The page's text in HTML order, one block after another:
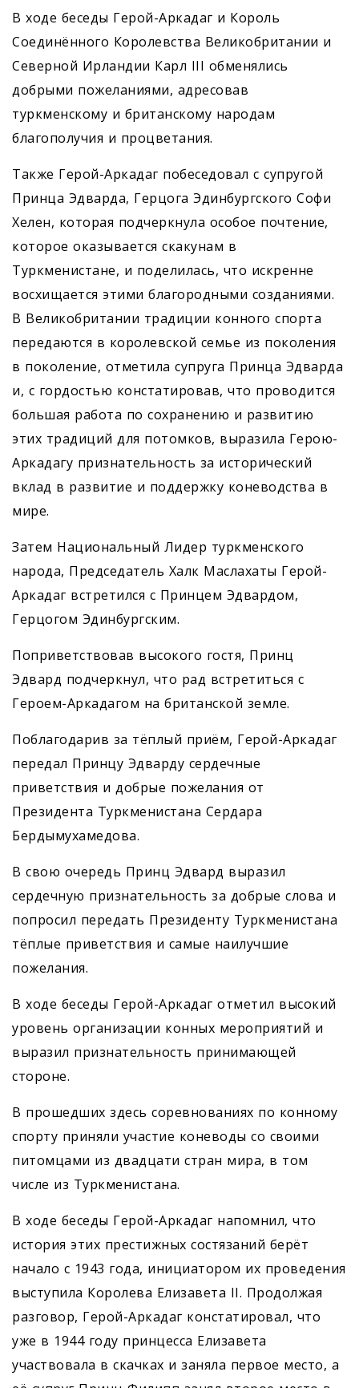
В ходе беседы Герой-Аркадаг и Король
Соединённого Королевства Великобритании и
Северной Ирландии Карл III обменялись
добрыми пожеланиями, адресовав
туркменскому и британскому народам
благополучия и процветания.
Также Герой-Аркадаг побеседовал с супругой
Принца Эдварда, Герцога Эдинбургского Софи
Хелен, которая подчеркнула особое почтение,
которое оказывается скакунам в
Туркменистане, и поделилась, что искренне
восхищается этими благородными созданиями.
В Великобритании традиции конного спорта
передаются в королевской семье из поколения
в поколение, отметила супруга Принца Эдварда
и, с гордостью констатировав, что проводится
большая работа по сохранению и развитию
этих традиций для потомков, выразила Герою-
Аркадагу признательность за исторический
вклад в развитие и поддержку коневодства в
мире.
Затем Национальный ­Лидер туркменского
народа, Председатель Халк Маслахаты Герой-
Аркадаг встретился с Принцем Эдвардом,
Герцогом Эдинбургским.
Поприветствовав высокого гостя, Принц
Эдвард подчеркнул, что рад встретиться с
Героем-Аркадагом на британской земле.
Поблагодарив за тёплый приём, Герой-Аркадаг
передал Принцу Эдварду сердечные
приветствия и добрые пожелания от
Президента Туркменистана Сердара
Бердымухамедова.
В свою очередь Принц Эдвард выразил
сердечную признательность за добрые слова и
попросил передать Президенту Туркменистана
тёплые приветствия и самые наилучшие
пожелания.
В ходе беседы Герой-Аркадаг отметил высокий
уровень организации конных мероприятий и
выразил признательность принимающей
стороне.
В прошедших здесь соревнованиях по конному
спорту приняли участие коневоды со своими
питомцами из двадцати стран мира, в том
числе из Туркменистана.
В ходе беседы Герой-Аркадаг напомнил, что
история этих престижных состязаний берёт
начало с 1943 года, инициатором их проведения
выступила Королева Елизавета II. Продолжая
разговор, Герой-Аркадаг констатировал, что
уже в 1944 году принцесса Елизавета
участвовала в скачках и заняла первое место, а